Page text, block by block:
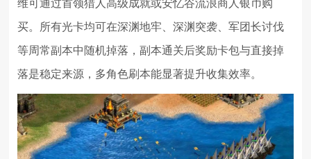
维可通过首领猎人高级成就或安忆谷流浪商人银币购
买。所有光卡均可在深渊地牢、深渊突袭、军团长讨伐
等周常副本中随机掉落，副本通关后奖励卡包与直接掉
落是稳定来源，多角色刷本能显著提升收集效率。